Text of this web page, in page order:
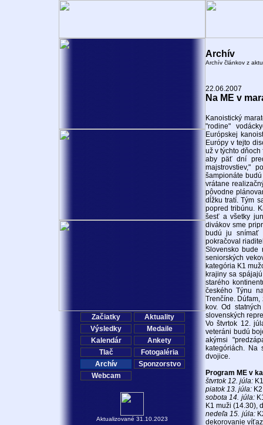
Začiatky
Aktuality
Výsledky
Medaile
Kalendár
Ankety
Tlač
Fotogaléria
Archív
Sponzorstvo
Webcam
Aktualizované 31.10.2023
Archív
Archív článkov z
22.06.2007
Na ME v
Kanoistický
"rodine"
Európskej
Európy v tejto
už v týchto
aby päť dní
majstrovstiev,"
šampionáte
vrátane
pôvodne
dĺžku tratí. Tým
popred tribúnu.
šesť a všetky
divákov sme
budú ju snímať
pokračoval
Slovensko bude
seniorských
kategória K1
krajiny sa
starého
českého Týnu
Trenčíne.
kov. Od
slovenských
Vo štvrtok 12.
veteráni budú
akýmsi
kategóriách.
dvojice.
Program ME v
štvrtok 12. júla:
piatok 13. júla:
sobota 14. júla:
K1 muži (14.30),
nedeľa 15. júla:
dekorovanie